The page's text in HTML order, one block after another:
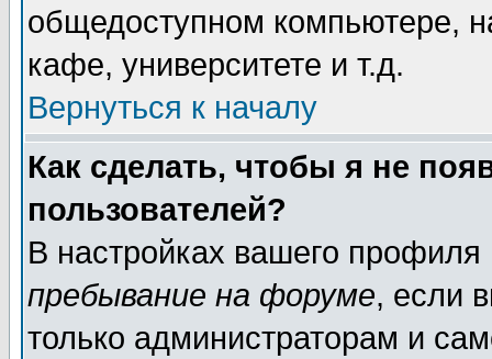
общедоступном компьютере,
кафе, университете и т.д.
Вернуться к началу
Как сделать, чтобы я не
пользователей?
В настройках вашего
пребывание на форуме, если
только администраторам и